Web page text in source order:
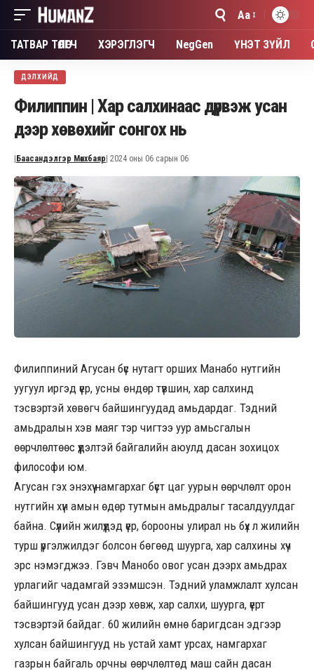
Font
Resizer
Aa
ТАТВАР ТӨЛӨГЧ ХЭРЭГЛЭГЧ NegGen ҮНЭТ ЗҮЙЛ
ДЭЛХИЙД
Филиппин | Хар салхинаас дүрвэж усан
дээр хөвөхийг сонгох нь
Баасандэлгэр Мөнхбаяр | 2024 оны 06 сарын 06
Филиппиний Агусан бүс нутагт орших Манабо нутгийн
уугуул иргэд үер, усны өндөр түвшин, хар салхинд
тэсвэртэй хөвөгч байшингуудад амьдардаг. Тэдний
амьдралын хэв маяг тэр чигтээ уур амьсгалын
өөрчлөлтөөс үүдэлтэй байгалийн аюулд дасан зохицох
философи юм.
Агусан гэх энэхүү намгархаг бүст цаг уурын өөрчлөлт орон
нутгийн хүн амын өдөр тутмын амьдралыг тасалдуулдаг
байна. Сүүлийн жилүүдэд үер, борооны улирал нь бүх л жилийн
турш үргэлжилдэг болсон бөгөөд шуурга, хар салхины хүч
эрс нэмэгджээ. Гэвч Манобо овог усан дээрх амьдрах
урлагийг чадамгай эзэмшсэн. Тэдний уламжлалт хулсан
байшингууд усан дээр хөвж, хар салхи, шуурга, үерт
тэсвэртэй байдаг. 60 жилийн өмнө баригдсан эдгээр
хулсан байшингууд нь устай хамт урсах, намгархаг
газрын байгаль орчны өөрчлөлтөд маш сайн дасан